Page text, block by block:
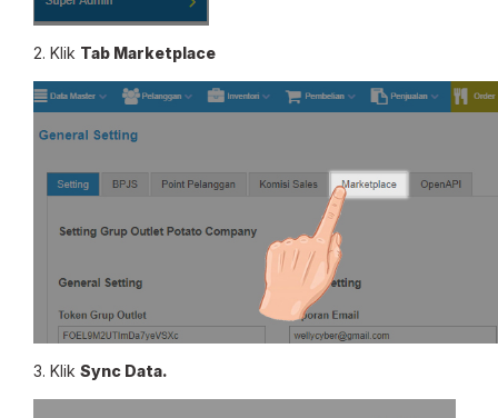
2. Klik Tab Marketplace
3. Klik Sync Data.